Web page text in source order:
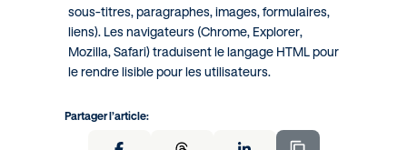
sous-titres, paragraphes, images, formulaires,
liens). Les navigateurs (Chrome, Explorer,
Mozilla, Safari) traduisent le langage HTML pour
le rendre lisible pour les utilisateurs.
Partager l’article: